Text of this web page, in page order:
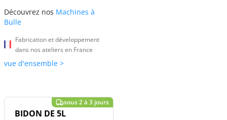
Découvrez nos Machines à
Bulle
Fabrication et développement
dans nos ateliers en France
vue d'ensemble >
BIDON DE 5L